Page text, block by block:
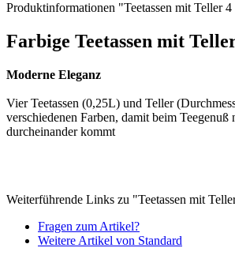
Produktinformationen "Teetassen mit Teller
Farbige Teetassen mit
Moderne Eleganz
Vier Teetassen (0,25L) und Teller
verschiedenen Farben, damit beim Teegenuß
durcheinander kommt
Weiterführende Links zu "Teetassen mit
Fragen zum Artikel?
Weitere Artikel von Standard